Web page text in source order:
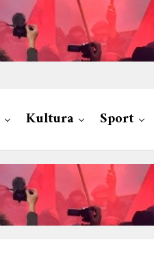
Kultura Sport